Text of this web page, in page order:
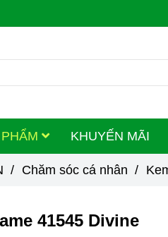
KHUYẾN MÃI
/ Chăm sóc cá nhân /
41545 Divine